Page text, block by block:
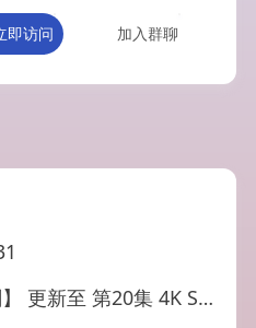
即访问 加入群聊
SDR 60帧 高码率【完整不缺集】【纯净】